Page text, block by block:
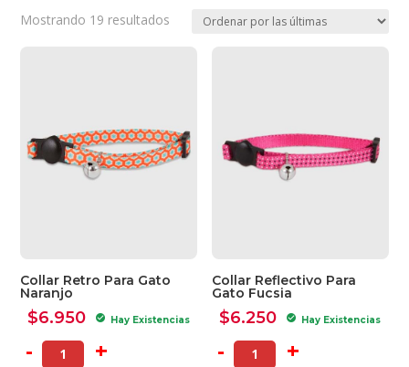
Mostrando 19 resultados Ordenado
Collar Retro Para Gato
Naranjo
$6.950 check_circle Hay Existencias
- +
Collar Reflectivo Para
Gato Fucsia
$6.250 check_circle Hay Existencias
- +